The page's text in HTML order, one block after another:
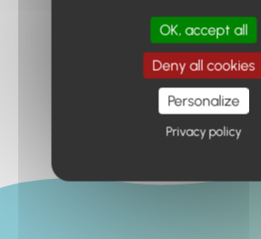
Retour à l'accueil
OK, accept all
Deny all cookies
Personalize
Privacy policy